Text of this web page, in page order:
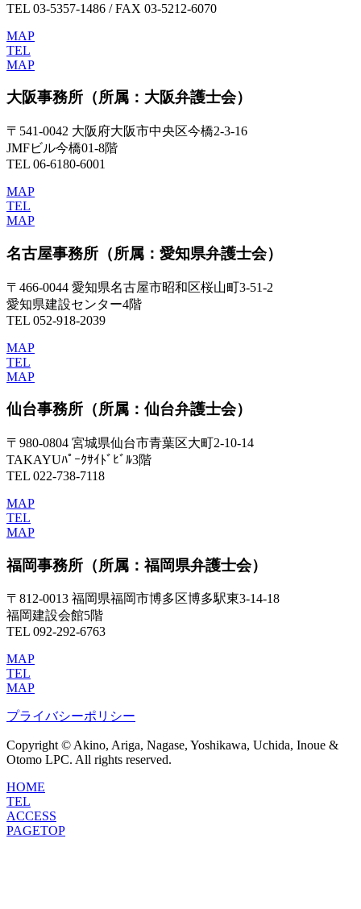
TEL 03-5357-1486 / FAX 03-5212-6070
MAP
TEL
MAP
大阪事務所 （所属：大阪弁護士会）
〒541-0042 大阪府大阪市中央区今橋2-3-16
JMFビル今橋01-8階
TEL 06-6180-6001
MAP
TEL
MAP
名古屋事務所 （所属：愛知県弁護士会）
〒466-0044 愛知県名古屋市昭和区桜山町3-51-2
愛知県建設センター4階
TEL 052-918-2039
MAP
TEL
MAP
仙台事務所 （所属：仙台弁護士会）
〒980-0804 宮城県仙台市青葉区大町2-10-14
TAKAYUﾊﾟｰｸｻｲﾄﾞﾋﾞﾙ3階
TEL 022-738-7118
MAP
TEL
MAP
福岡事務所 （所属：福岡県弁護士会）
〒812-0013 福岡県福岡市博多区博多駅東3-14-18
福岡建設会館5階
TEL 092-292-6763
MAP
TEL
MAP
プライバシーポリシー
Copyright © Akino, Ariga, Nagase, Yoshikawa, Uchida, Inoue &
Otomo LPC. All rights reserved.
HOME
TEL
ACCESS
PAGETOP